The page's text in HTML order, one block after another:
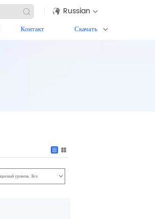
Russian
Контакт Скачать
уровень:Все